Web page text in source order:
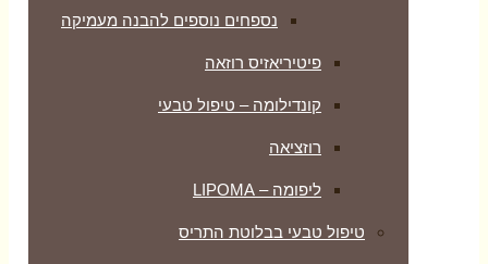
נספחים נוספים להבנה מעמיקה
פיטיריאזיס רוזאה
קונדילומה – טיפול טבעי
רוזציאה
ליפומה – LIPOMA
טיפול טבעי בבלוטת התריס